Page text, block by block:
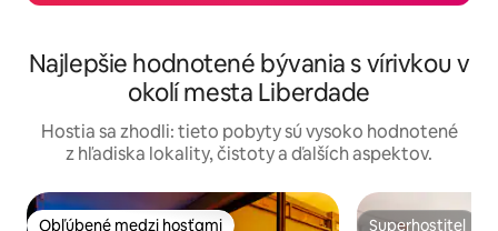
Najlepšie hodnotené bývania s vírivkou v
okolí mesta Liberdade
Hostia sa zhodli: tieto pobyty sú vysoko hodnotené
z hľadiska lokality, čistoty a ďalších aspektov.
Obľúbené medzi hosťami Superhostiteľ